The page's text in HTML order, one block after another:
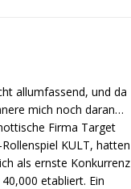
allumfassend, und da
mich noch daran…
Firma Target
KULT, hatten
als ernste Konkurrenz
etabliert. Ein